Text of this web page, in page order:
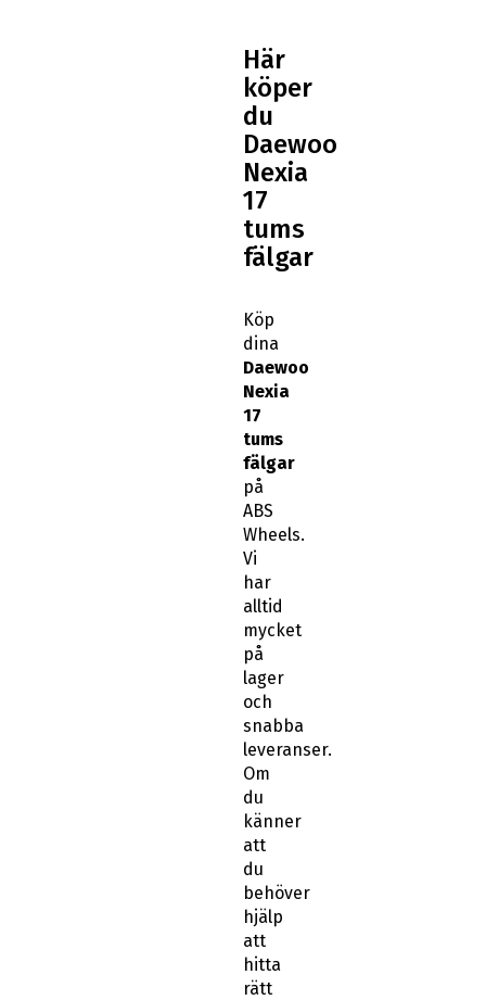
Här
köper
du
Daewoo
Nexia
17
tums
fälgar
Köp
dina
Daewoo
Nexia
17
tums
fälgar
på
ABS
Wheels.
Vi
har
alltid
mycket
på
lager
och
snabba
leveranser.
Om
du
känner
att
du
behöver
hjälp
att
hitta
rätt